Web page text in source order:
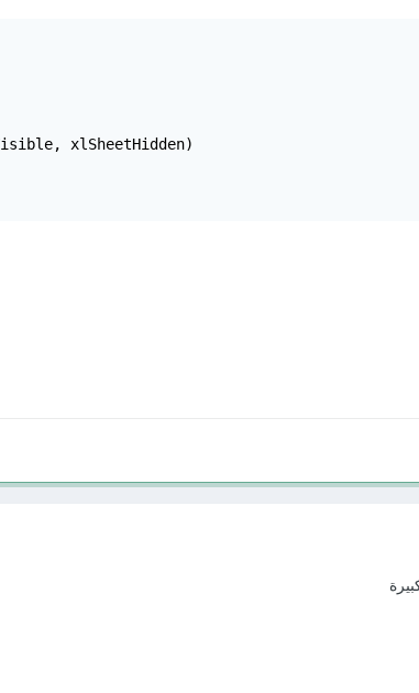
xlSheetHidden)